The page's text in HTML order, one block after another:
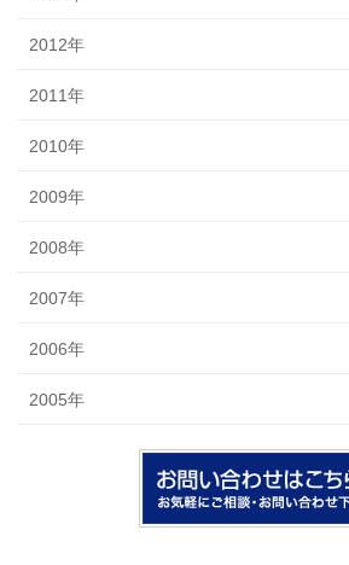
2012年
2011年
2010年
2009年
2008年
2007年
2006年
2005年